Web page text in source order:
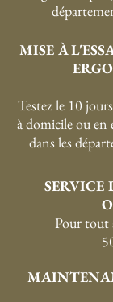
MISE À
Testez le 10
à domicile ou
dans les
SERVICE
Pour tout